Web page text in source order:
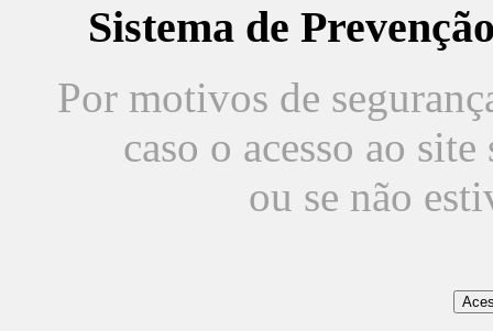
Sistema de
Por motivos de
caso o acesso ao
ou se não